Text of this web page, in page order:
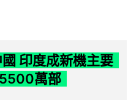
印度成新機主要
萬部